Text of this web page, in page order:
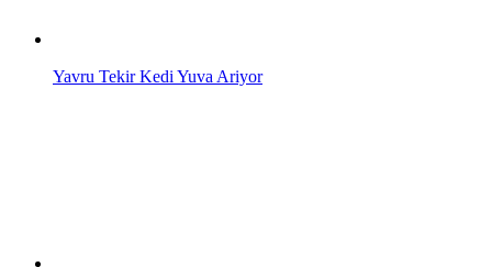
Yavru Tekir Kedi Yuva Ariyor